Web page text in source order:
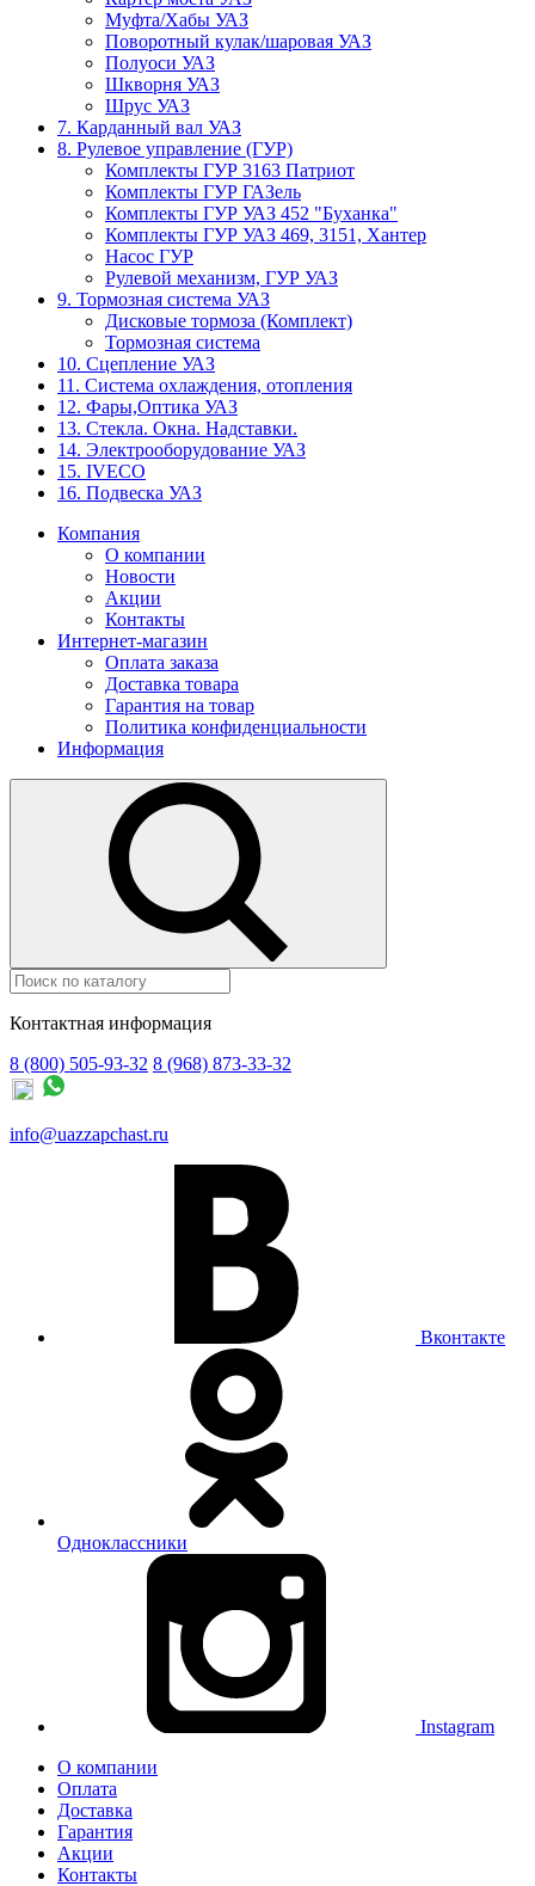
Муфта/Хабы УАЗ
Поворотный кулак/шаровая УАЗ
Полуоси УАЗ
Шкворня УАЗ
Шрус УАЗ
7. Карданный вал УАЗ
8. Рулевое управление (ГУР)
Комплекты ГУР 3163 Патриот
Комплекты ГУР ГАЗель
Комплекты ГУР УАЗ 452 "Буханка"
Комплекты ГУР УАЗ 469, 3151, Хантер
Насос ГУР
Рулевой механизм, ГУР УАЗ
9. Тормозная система УАЗ
Дисковые тормоза (Комплект)
Тормозная система
10. Сцепление УАЗ
11. Система охлаждения, отопления
12. Фары,Оптика УАЗ
13. Стекла. Окна. Надставки.
14. Электрооборудование УАЗ
15. IVECO
16. Подвеска УАЗ
Компания
О компании
Новости
Акции
Контакты
Интернет-магазин
Оплата заказа
Доставка товара
Гарантия на товар
Политика конфиденциальности
Информация
Контактная информация
8 (800) 505-93-32 8 (968) 873-33-32
info@uazzapchast.ru
Вконтакте
Одноклассники
Instagram
О компании
Оплата
Доставка
Гарантия
Акции
Контакты